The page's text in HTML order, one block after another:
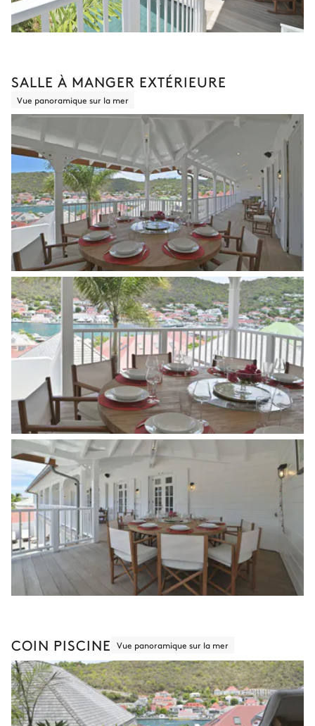
SALLE À MANGER EXTÉRIEURE
Vue panoramique sur la mer
COIN PISCINE Vue panoramique sur la mer